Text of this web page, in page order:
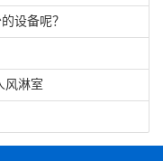
设备呢？
风淋室